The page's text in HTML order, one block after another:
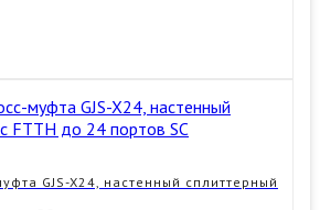
GJS-X24, настенный сплиттерный